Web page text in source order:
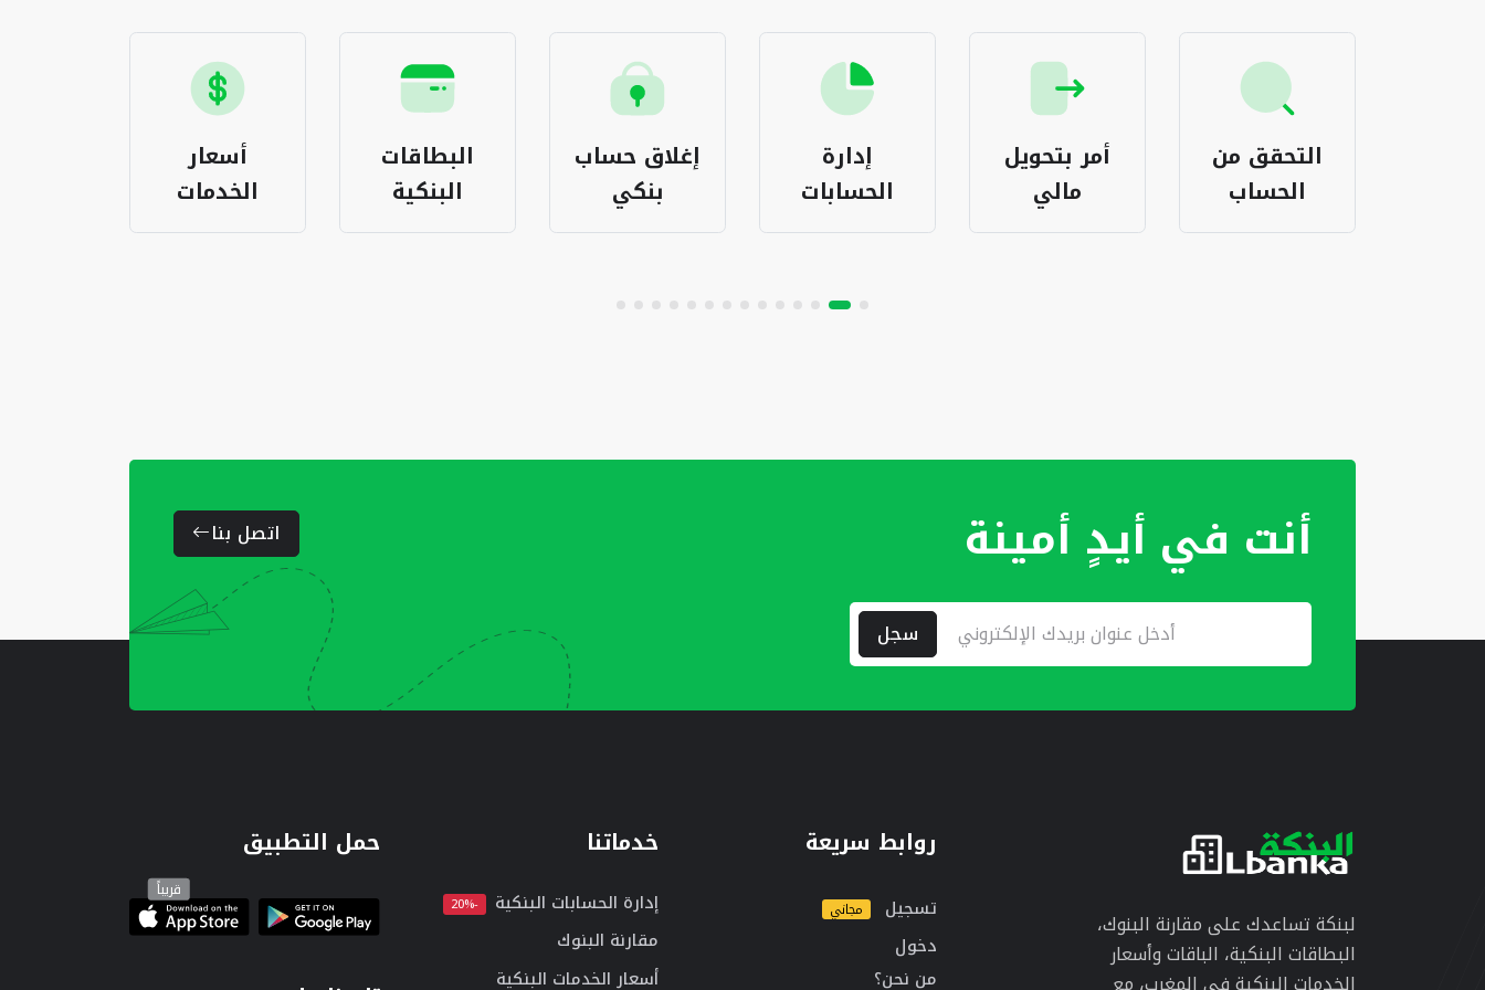
التحقق من
الحساب
أمر بتحويل
مالي
إدارة
الحسابات
إغلاق حساب
بنكي
البطاقات
البنكية
أسعار
الخدمات
أنت في أيدٍ أمينة
سجل
اتصل بنا
لبنكة تساعدك على مقارنة البنوك،
البطاقات البنكية، الباقات وأسعار
روابط سريعة
تسجيل مجاني
دخول
من نحن؟
خدماتنا
إدارة الحسابات البنكية -20%
مقارنة البنوك
أسعار الخدمات البنكية
حمل التطبيق
قريباً